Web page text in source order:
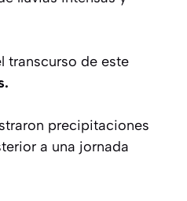
transcurso de este
precipitaciones
a una jornada